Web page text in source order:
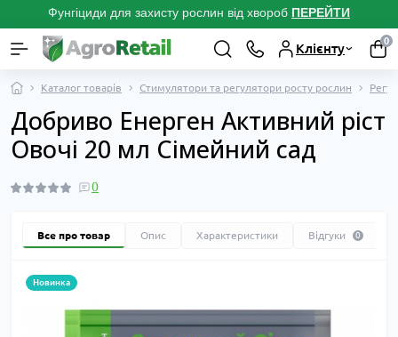
Фунгіциди для захисту рослин від хвороб ПЕРЕЙТИ
Клієнту
0
Каталог товарів Стимулятори та регулятори росту рослин
Добриво Енерген Активний ріст
Овочі 20 мл Сімейний сад
0
Все про товар Опис Характеристики Відгуки 0
Новинка